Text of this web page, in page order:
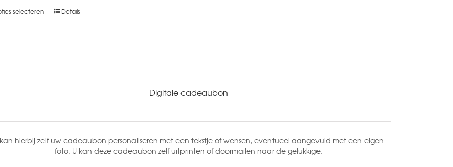
selecteren Details
Digitale cadeaubon
hierbij zelf uw cadeaubon personaliseren met een tekstje of wensen, eventueel aangevuld met een eigen
foto. U kan deze cadeaubon zelf uitprinten of doormailen naar de gelukkige.